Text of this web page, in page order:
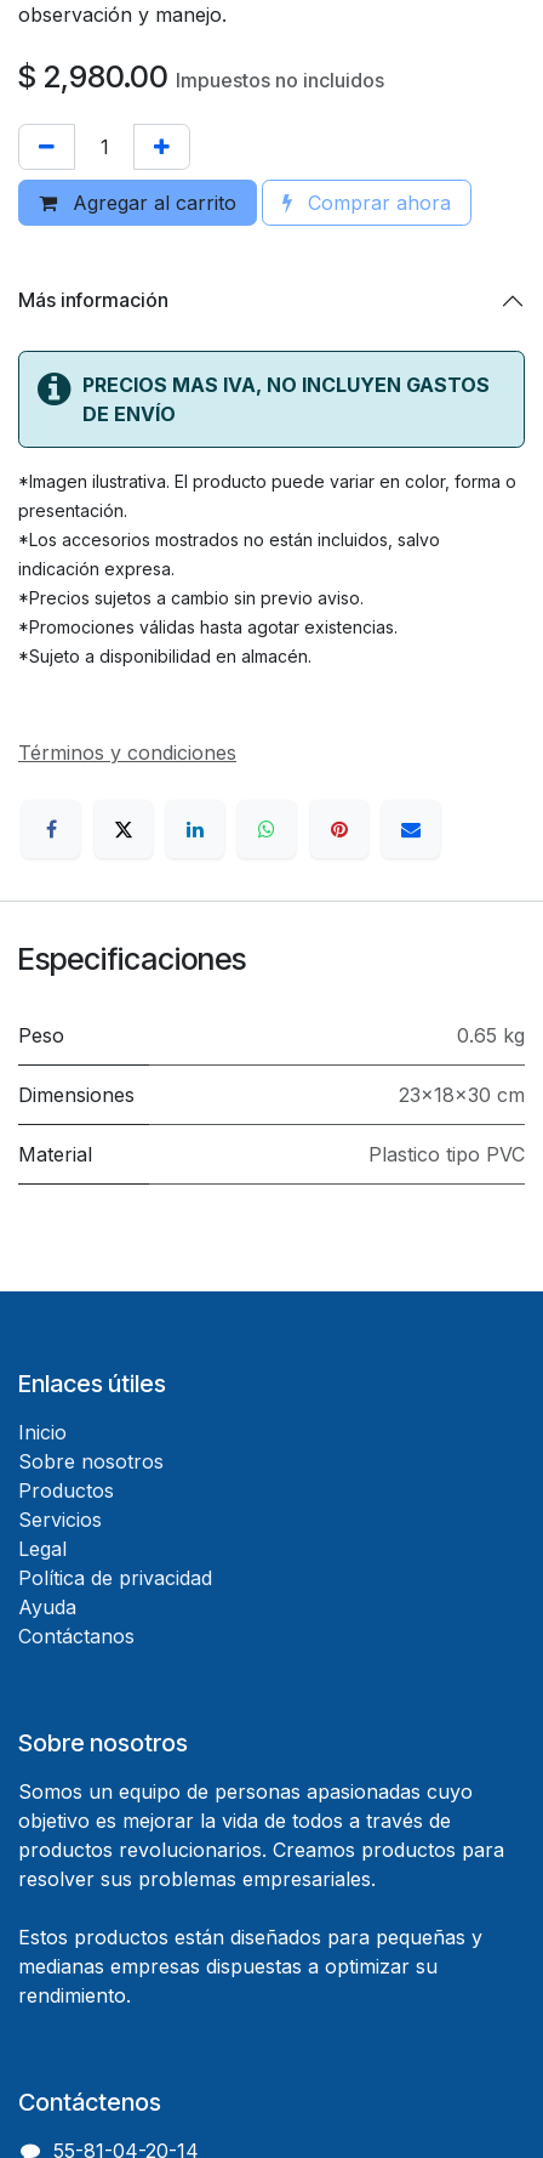
observación y manejo.
$ 2,980.00 Impuestos no incluidos
Agregar al carrito Comprar ahora
Más información
PRECIOS MAS IVA, NO INCLUYEN GASTOS
DE ENVÍO
*Imagen ilustrativa. El producto puede variar en color, forma o
presentación.
*Los accesorios mostrados no están incluidos, salvo
indicación expresa.
*Precios sujetos a cambio sin previo aviso.
*Promociones válidas hasta agotar existencias.
*Sujeto a disponibilidad en almacén.
Términos y condiciones
Especificaciones
Peso 0.65 kg
Dimensiones 23x18x30 cm
Material Plastico tipo PVC
Enlaces útiles
Inicio
Sobre nosotros
Productos
Servicios
Legal
Política de privacidad
Ayuda
Contáctanos
Sobre nosotros
Somos un equipo de personas apasionadas cuyo
objetivo es mejorar la vida de todos a través de
productos revolucionarios. Creamos productos para
resolver sus problemas empresariales.
Estos productos están diseñados para pequeñas y
medianas empresas dispuestas a optimizar su
rendimiento.
Contáctenos
55-81-04-20-14